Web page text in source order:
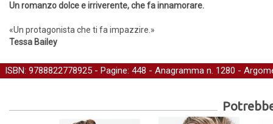
Un romanzo dolce e irriverente, che fa innamorare.
«Un protagonista che ti fa impazzire.»
Tessa Bailey
ISBN: 9788822778925 - Pagine: 448 - Anagramma n. 1280 -